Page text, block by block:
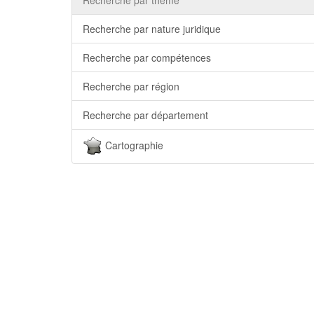
Recherche par nature juridique
Recherche par compétences
Recherche par région
Recherche par département
Cartographie